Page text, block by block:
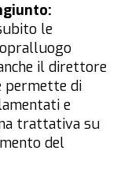
le
il direttore
permette di
e
trattativa su
del